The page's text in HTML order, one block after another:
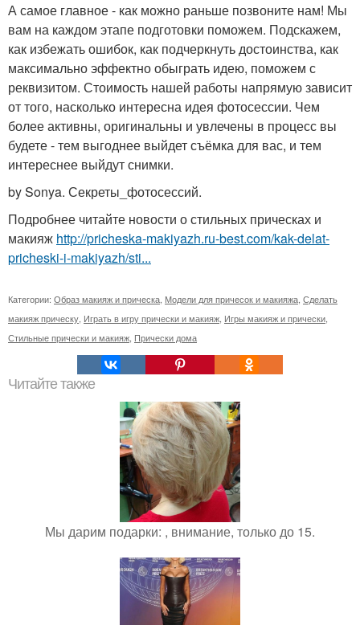
А самое главное - как можно раньше позвоните нам! Мы
вам на каждом этапе подготовки поможем. Подскажем,
как избежать ошибок, как подчеркнуть достоинства, как
максимально эффектно обыграть идею, поможем с
реквизитом. Стоимость нашей работы напрямую зависит
от того, насколько интересна идея фотосессии. Чем
более активны, оригинальны и увлечены в процесс вы
будете - тем выгоднее выйдет съёмка для вас, и тем
интереснее выйдут снимки.
by Sonya. Секреты_фотосессий.
Подробнее читайте новости о стильных прическах и
макияж http://pricheska-makiyazh.ru-best.com/kak-delat-
pricheski-i-makiyazh/sti...
Категории: Образ макияж и прическа, Модели для причесок и макияжа, Сделать
макияж прическу, Играть в игру прически и макияж, Игры макияж и прически,
Стильные прически и макияж, Прически дома
Читайте также
Мы дарим подарки: , внимание, только до 15.